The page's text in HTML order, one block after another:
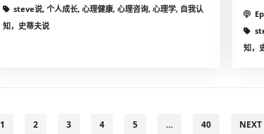
steve说, 个人成长, 心理健康, 心理咨询, 心理学, 自我认
知，史蒂夫说
知，
1 2 3 4 5 … 40 NEXT